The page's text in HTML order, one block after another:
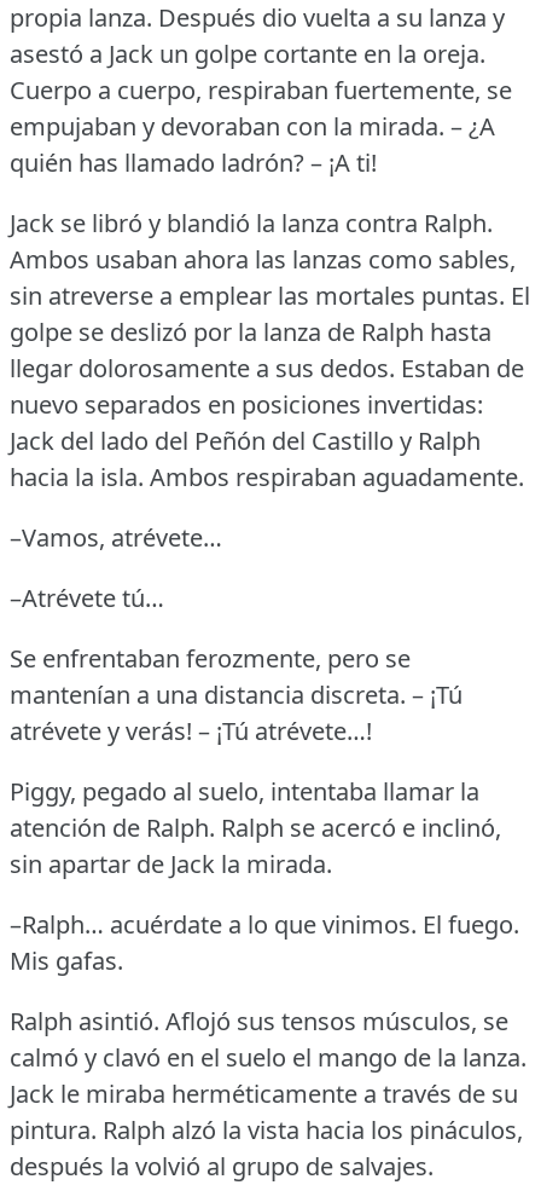
propia lanza. Después dio vuelta a su lanza y
asestó a Jack un golpe cortante en la oreja.
Cuerpo a cuerpo, respiraban fuertemente, se
empujaban y devoraban con la mirada. – ¿A
quién has llamado ladrón?– ¡A ti!
Jack se libró y blandió la lanza contra Ralph.
Ambos usaban ahora las lanzas como sables,
sin atreverse a emplear las mortales puntas. El
golpe se deslizó por la lanza de Ralph hasta
llegar dolorosamente a sus dedos. Estaban de
nuevo separados en posiciones invertidas:
Jack del lado del Peñón del Castillo y Ralph
hacia la isla. Ambos respiraban aguadamente.
–Vamos, atrévete…
–Atrévete tú…
Se enfrentaban ferozmente, pero se
mantenían a una distancia discreta. – ¡Tú
atrévete y verás! – ¡Tú atrévete…!
Piggy, pegado al suelo, intentaba llamar la
atención de Ralph. Ralph se acercó e inclinó,
sin apartar de Jack la mirada.
–Ralph… acuérdate a lo que vinimos. El fuego.
Mis gafas.
Ralph asintió. Aflojó sus tensos músculos, se
calmó y clavó en el suelo el mango de la lanza.
Jack le miraba herméticamente a través de su
pintura. Ralph alzó la vista hacia los pináculos,
después la volvió al grupo de salvajes.